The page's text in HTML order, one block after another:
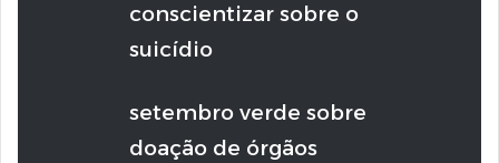
conscientizar sobre o
suicídio
setembro verde sobre
doação de órgãos